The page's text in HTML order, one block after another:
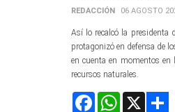
REDACCIÓN 06 AGOSTO
Así lo recalcó la presidenta
protagonizó en defensa de
en cuenta en momentos
recursos naturales.
FacebookWhatsApp